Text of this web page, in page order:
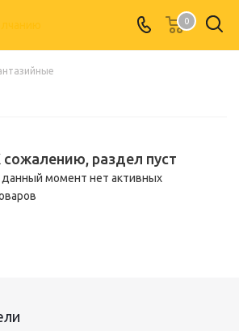
0
сожалению, раздел пуст
момент нет активных